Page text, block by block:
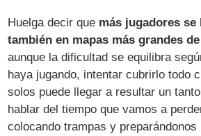
Huelga decir que más jugadores
también en mapas más grandes
aunque la dificultad se equilibra
haya jugando, intentar cubrirlo todo
solos puede llegar a resultar un
hablar del tiempo que vamos a
colocando trampas y preparándonos